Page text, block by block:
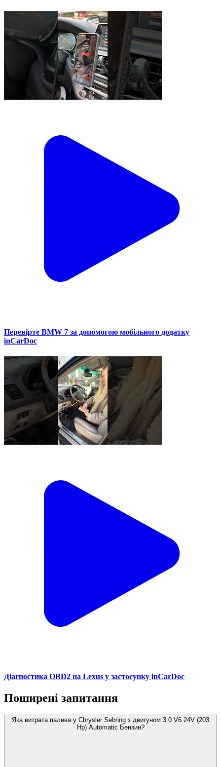
Перевірте BMW 7 за допомогою мобільного додатку
inCarDoc
Діагностика OBD2 на Lexus у застосунку inCarDoc
Поширені запитання
Яка витрата палива у Chrysler Sebring з двигуном 3.0 V6 24V (203
Hp) Automatic Бензин?